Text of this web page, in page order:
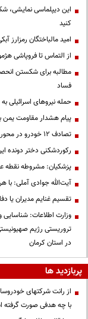
این دیپلماسی نمایشی،
کنید
امید مالباختگان رمزارز
از التماس تا فروپاشی
مطالبه برای شکستن
فساد
حمله نیروهای اسرائیلی
پیام هشدار مقاومت یمن
تصادف ۱۲ خودرو در محور یاسوج ـ اصفهان
رکوردشکنی دختر دونده
پزشکیان: مشروطه نقطه
آیت‌الله جوادی آملی: با
تقسیم غنایم مدیران یا
در استان کرمان
پربازدید ها
از رانت‌ شرکتهای
با چه هدفی صورت